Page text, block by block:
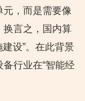
元，而是需要像
换言之，国内算
建设”。在此背景
行业在“智能经